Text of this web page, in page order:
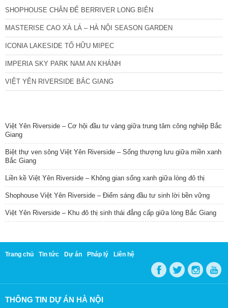
SHOPHOUSE CHÂN ĐẾ BERRIVER LONG BIÊN
MASTERISE CAO XÀ LÁ – HÀ NỘI SEASON GARDEN
ICONIA LAKESIDE TỐ HỮU MIPEC
IMPERIA SKY PARK NAM AN KHÁNH
VIỆT YÊN RIVERSIDE BẮC GIANG
Việt Yên Riverside – Cơ hội đầu tư vàng giữa trung tâm công nghiệp Bắc
Giang
Biệt thự ven sông Việt Yên Riverside – Sống thượng lưu giữa miền xanh
Bắc Giang
Liền kề Việt Yên Riverside – Không gian sống xanh giữa lòng đô thị
Shophouse Việt Yên Riverside – Điểm sáng đầu tư sinh lời bền vững
Việt Yên Riverside – Khu đô thị sinh thái đẳng cấp giữa lòng Bắc Giang
Trang chủ Tin tức Dự án Pháp lý Liên hệ
THÔNG TIN DỰ ÁN HÀ NỘI